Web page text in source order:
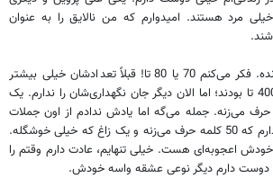
مرد هستند. امیدوارم که من نالایق را به عنوان
دیگر کفتری برایم باقی نمانده. فکر می‌کنم 70 یا 80 تا! قبلاً تعدادشان خیلی بیشتر
بود. فکر می‌کنم بیشتر از 400 تا بودند؛ اما الان دیگر جان نگهداری‌شان را ندارم. یک
که 120 کلمه حرف می‌زنه. جمله می‌گه اما یادش ندادم از اون جملات
علی پروینی‌ بگه. یک مینا دارم که 50 کلمه حرف می‌زنه و یک زاغ که خیلی خوشگله.
اعجوبه‌ای هست. خیلی تنهایم، عادت دارم وقتم را
دوست دارم دیگر نوعی عشقه واسه خودش.